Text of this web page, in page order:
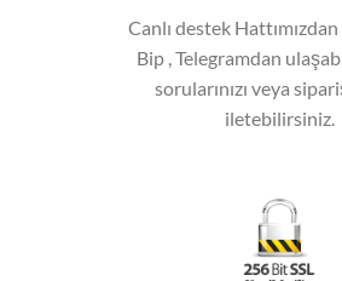
Canlı destek Hattımızdan
Bip , Telegramdan
sorularınızı veya
iletebilirsiniz.